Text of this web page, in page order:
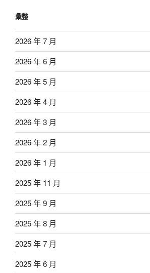
彙整
2026 年 7 月
2026 年 6 月
2026 年 5 月
2026 年 4 月
2026 年 3 月
2026 年 2 月
2026 年 1 月
2025 年 11 月
2025 年 9 月
2025 年 8 月
2025 年 7 月
2025 年 6 月